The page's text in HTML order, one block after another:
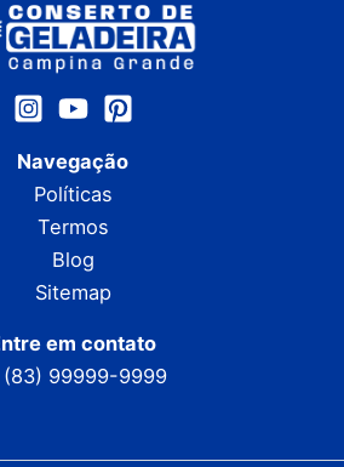
Navegação
Políticas
Termos
Blog
Sitemap
em contato
(83) 99999-9999